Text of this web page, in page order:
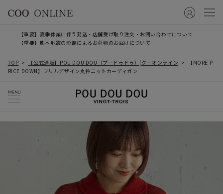
【重要】夏季休業に伴う発送・店舗受け取り注文・お問い合わせについて
【重要】熊本地震の影響によるお荷物のお届けについて
TOP 【公式通販】POU DOU DOU（プードゥドゥ）|クーオンライン
【MORE P
RICE DOWN】フリルデザイン丸衿ニットカーディガン
MENU